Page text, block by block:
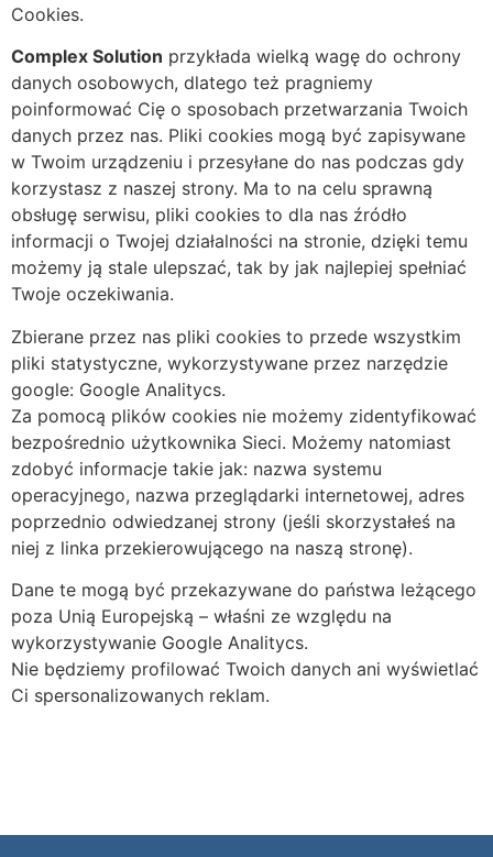
Cookies.
Complex Solution przykłada wielką wagę do ochrony
danych osobowych, dlatego też pragniemy
poinformować Cię o sposobach przetwarzania Twoich
danych przez nas. Pliki cookies mogą być zapisywane
w Twoim urządzeniu i przesyłane do nas podczas gdy
korzystasz z naszej strony. Ma to na celu sprawną
obsługę serwisu, pliki cookies to dla nas źródło
informacji o Twojej działalności na stronie, dzięki temu
możemy ją stale ulepszać, tak by jak najlepiej spełniać
Twoje oczekiwania.
Zbierane przez nas pliki cookies to przede wszystkim
pliki statystyczne, wykorzystywane przez narzędzie
google: Google Analitycs.
Za pomocą plików cookies nie możemy zidentyfikować
bezpośrednio użytkownika Sieci. Możemy natomiast
zdobyć informacje takie jak: nazwa systemu
operacyjnego, nazwa przeglądarki internetowej, adres
poprzednio odwiedzanej strony (jeśli skorzystałeś na
niej z linka przekierowującego na naszą stronę).
Dane te mogą być przekazywane do państwa leżącego
poza Unią Europejską – właśni ze względu na
wykorzystywanie Google Analitycs.
Nie będziemy profilować Twoich danych ani wyświetlać
Ci spersonalizowanych reklam.